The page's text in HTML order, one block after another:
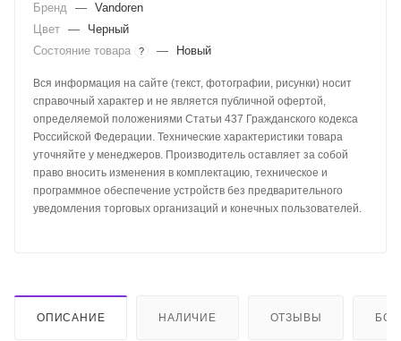
Бренд — Vandoren
Цвет —
Черный
Состояние товара
? — Новый
Вся информация на сайте (текст, фотографии, рисунки) носит
справочный характер и не является публичной офертой,
определяемой положениями Статьи 437 Гражданского кодекса
Российской Федерации. Технические характеристики товара
уточняйте у менеджеров. Производитель оставляет за собой
право вносить изменения в комплектацию, техническое и
программное обеспечение устройств без предварительного
уведомления торговых организаций и конечных пользователей.
ОПИСАНИЕ НАЛИЧИЕ ОТЗЫВЫ